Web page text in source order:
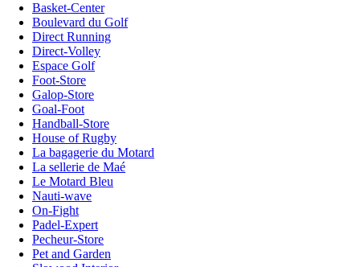
Basket-Center
Boulevard du Golf
Direct Running
Direct-Volley
Espace Golf
Foot-Store
Galop-Store
Goal-Foot
Handball-Store
House of Rugby
La bagagerie du Motard
La sellerie de Maé
Le Motard Bleu
Nauti-wave
On-Fight
Padel-Expert
Pecheur-Store
Pet and Garden